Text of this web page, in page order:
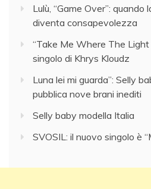
Lulù, “Game Over”: quando
diventa consapevolezza
“Take Me Where The Light
singolo di Khrys Kloudz
Luna lei mi guarda”: Selly
pubblica nove brani inediti
Selly baby modella Italia
SVOSIL: il nuovo singolo è